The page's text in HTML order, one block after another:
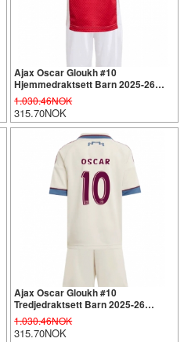
Ajax Oscar Gloukh #10
Hjemmedraktsett Barn 2025-26
Kortermet (+ Korte bukser)
1.030.46NOK
315.70NOK
Ajax Oscar Gloukh #10
Tredjedraktsett Barn 2025-26
Kortermet (+ Korte bukser)
1.030.46NOK
315.70NOK